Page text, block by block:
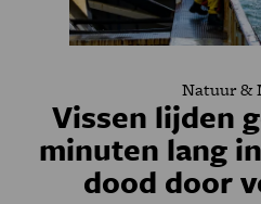
Natuur &
Vissen lijden
minuten lang
dood door